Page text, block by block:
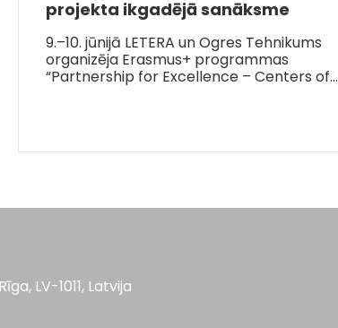
projekta ikgadējā sanāksme
9.–10. jūnijā LETERA un Ogres Tehnikums
organizēja Erasmus+ programmas
“Partnership for Excellence – Centers of…
LV-1011, Latvija